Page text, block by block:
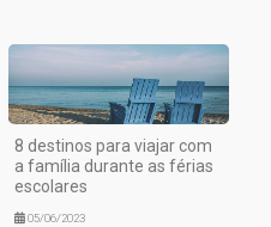
8 destinos para viajar com
a família durante as férias
escolares
05/06/2023